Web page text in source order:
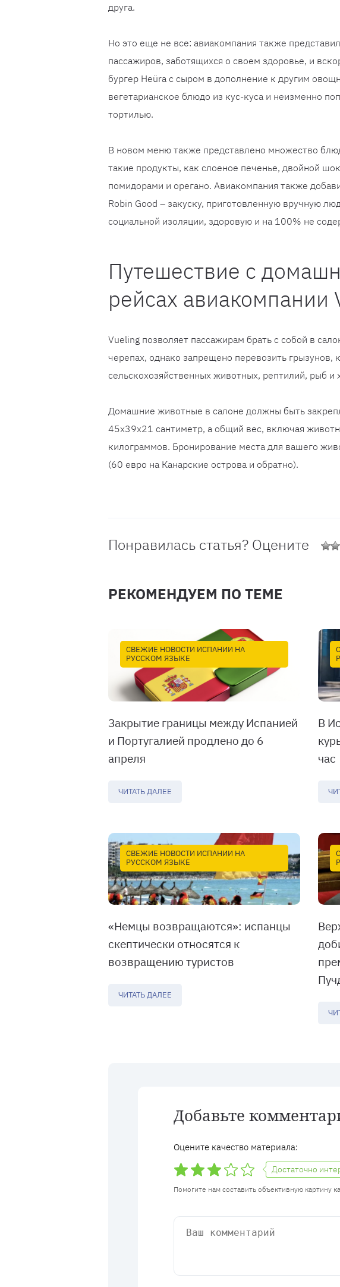
друга.
Но это еще не все: авиакомпания также
пассажиров, заботящихся о своем здоровье, и
бургер Heüra с сыром в дополнение к другим
вегетарианское блюдо из кус-куса и неизменно
тортилью.
В новом меню также представлено множество
такие продукты, как слоеное печенье, двойной
помидорами и орегано. Авиакомпания также
Robin Good – закуску, приготовленную вручную
социальной изоляции, здоровую и на 100% не
Путешествие с
рейсах авиакомпании
Vueling позволяет пассажирам брать с собой в
черепах, однако запрещено перевозить грызунов,
сельскохозяйственных животных, рептилий, рыб и
Домашние животные в салоне должны быть
45х39х21 сантиметр, а общий вес, включая
килограммов. Бронирование места для вашего
(60 евро на Канарские острова и обратно).
Понравилась статья? Оцените
РЕКОМЕНДУЕМ ПО ТЕМЕ
СВЕЖИЕ НОВОСТИ ИСПАНИИ НА
РУССКОМ ЯЗЫКЕ
Закрытие границы между Испанией
и Португалией продлено до 6
апреля
ЧИТАТЬ ДАЛЕЕ
В
час
СВЕЖИЕ НОВОСТИ ИСПАНИИ НА
РУССКОМ ЯЗЫКЕ
«Немцы возвращаются»: испанцы
скептически относятся к
возвращению туристов
ЧИТАТЬ ДАЛЕЕ
Добавьте
Оцените качество материала:
Достаточно
Помогите нам составить объективную картину